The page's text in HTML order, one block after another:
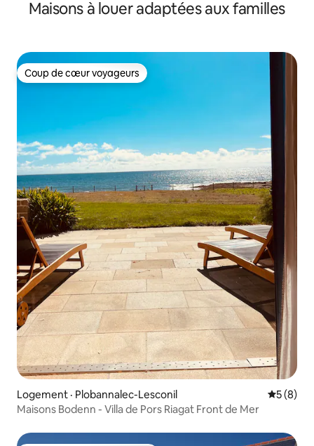
MERMaisons à louer adaptées aux familles
Coup de cœur voyageurs
Coup de cœur voyageurs
Logement · Plobannalec-Lesconil Note
5 (8)
Maisons Bodenn - Villa de Pors Riagat Front de Mer